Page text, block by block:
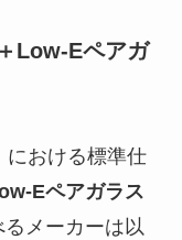
Low-Eペアガ
における標準仕
Eペアガラス
メーカーは以